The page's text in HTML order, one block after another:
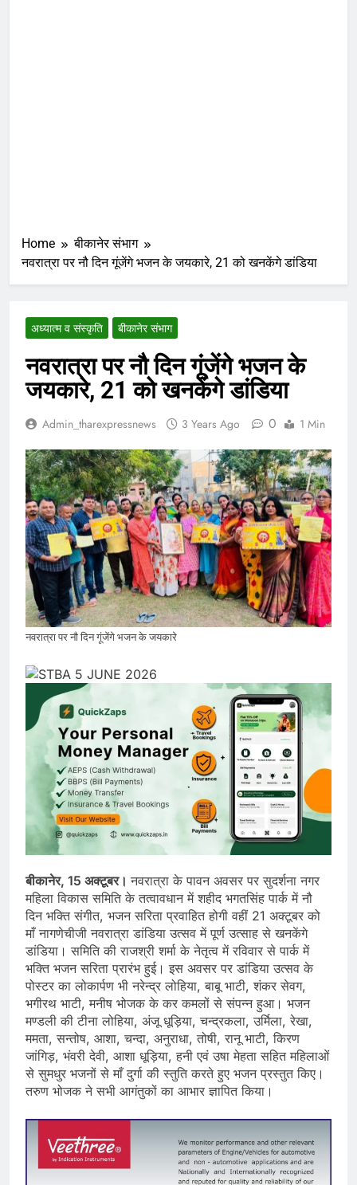
Home
बीकानेर संभाग
नवरात्रा पर नौ दिन गूंजेंगे भजन के जयकारे, 21 को खनकेंगे डांडिया
अध्यात्म व संस्कृति बीकानेर संभाग
नवरात्रा पर नौ दिन गूंजेंगे भजन के
जयकारे, 21 को खनकेंगे डांडिया
Admin_tharexpressnews 3 Years Ago 0 1 Min
नवरात्रा पर नौ दिन गूंजेंगे भजन के जयकारे
बीकानेर, 15 अक्टूबर।नवरात्रा के पावन अवसर पर सुदर्शना नगर
महिला विकास समिति के तत्वावधान में शहीद भगतसिंह पार्क में नौ
दिन भक्ति संगीत, भजन सरिता प्रवाहित होगी वहीं 21 अक्टूबर को
माँ नागणेचीजी नवरात्रा डांडिया उत्सव में पूर्ण उत्साह से खनकेंगे
डांडिया। समिति की राजश्री शर्मा के नेतृत्व में रविवार से पार्क में
भक्ति भजन सरिता प्रारंभ हुई। इस अवसर पर डांडिया उत्सव के
पोस्टर का लोकार्पण भी नरेन्द्र लोहिया, बाबू भाटी, शंकर सेवग,
भगीरथ भाटी, मनीष भोजक के कर कमलों से संपन्न हुआ। भजन
मण्डली की टीना लोहिया, अंजू धूड़िया, चन्द्रकला, उर्मिला, रेखा,
ममता, सन्तोष, आशा, चन्दा, अनुराधा, तोषी, रानू भाटी, किरण
जांगिड़, भंवरी देवी, आशा धूड़िया, हनी एवं उषा मेहता सहित महिलाओं
से सुमधुर भजनों से माँ दुर्गा की स्तुति करते हुए भजन प्रस्तुत किए।
तरुण भोजक ने सभी आगंतुकों का आभार ज्ञापित किया।